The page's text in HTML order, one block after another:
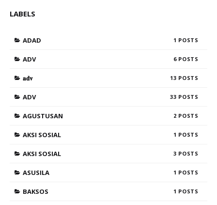
LABELS
ADAD 1
ADV 6
𝐚𝐝𝐯 13
ADV 33
AGUSTUSAN 2
AKSI SOSIAL 1
AKSI SOSIAL 3
ASUSILA 1
BAKSOS 1